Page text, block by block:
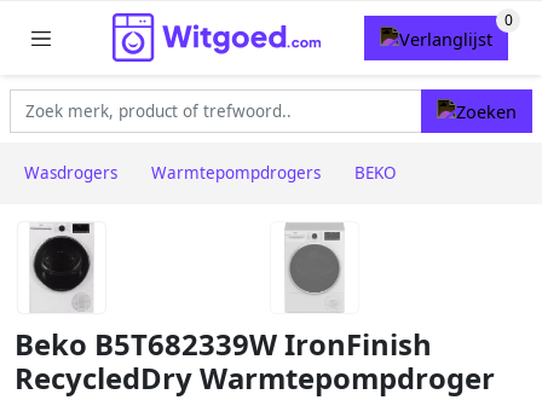
Wasdrogers Warmtepompdrogers BEKO
Beko B5T682339W IronFinish
RecycledDry Warmtepompdroger